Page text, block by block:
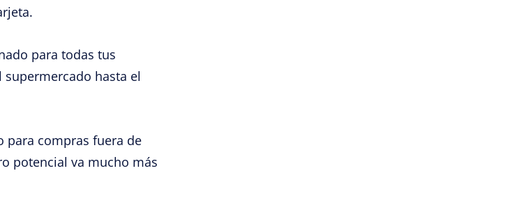
para todas tus
hasta el
para compras fuera de
potencial va mucho más